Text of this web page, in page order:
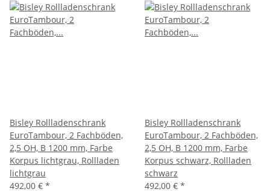
Bisley Rollladenschrank
EuroTambour, 2 Fachböden,
2,5 OH, B 1200 mm, Farbe
Korpus lichtgrau, Rollladen
lichtgrau
492,00 € *
Bisley Rollladenschrank
EuroTambour, 2 Fachböden,
2,5 OH, B 1200 mm, Farbe
Korpus schwarz, Rollladen
schwarz
492,00 € *